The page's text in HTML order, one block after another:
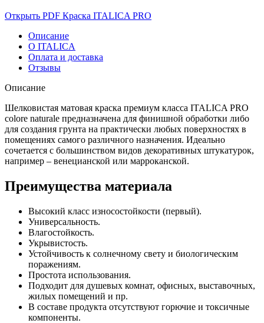
Открыть PDF Краска ITALICA PRO
Описание
О ITALICA
Оплата и доставка
Отзывы
Описание
Шелковистая матовая краска премиум класса ITALICA PRO
colore naturale предназначена для финишной обработки либо
для создания грунта на практически любых поверхностях в
помещениях самого различного назначения. Идеально
сочетается с большинством видов декоративных штукатурок,
например – венецианской или марроканской.
Преимущества материала
Высокий класс износостойкости (первый).
Универсальность.
Влагостойкость.
Укрывистость.
Устойчивость к солнечному свету и биологическим
поражениям.
Простота использования.
Подходит для душевых комнат, офисных, выставочных,
жилых помещений и пр.
В составе продукта отсутствуют горючие и токсичные
компоненты.